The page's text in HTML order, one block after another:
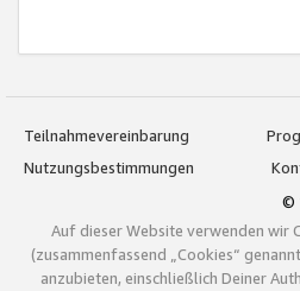
Teilnahmevereinbarung
Nutzungsbestimmungen
©
Auf dieser Website verwenden wir
(zusammenfassend „Cookies“
anzubieten, einschließlich Deiner